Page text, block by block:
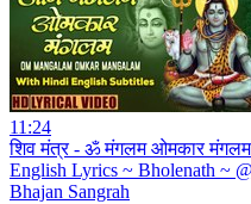
11:24
शिव मंत्र - ॐ मंगलम ओमकार
English Lyrics ~ Bholenath ~
Bhajan Sangrah